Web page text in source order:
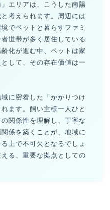
エリアは、こうした南陽
考えられます。周辺には
でペットと暮らすファミ
世帯が多く居住している
化が進む中、ペットは家
して、その存在価値は一
に密着した「かかりつけ
ます。飼い主様一人ひと
関係性を理解し、丁寧な
係を築くことが、地域に
上で不可欠となるでしょ
る、重要な拠点としての